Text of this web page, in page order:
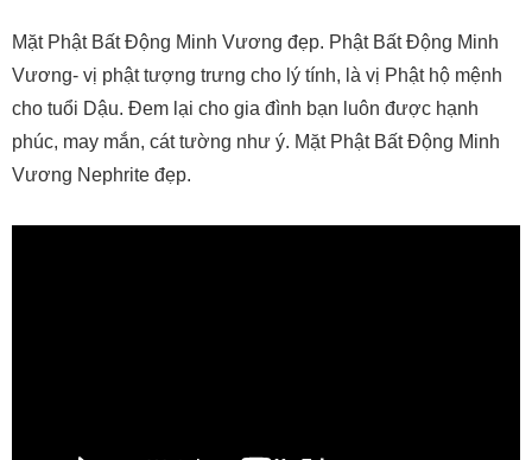
Mặt Phật Bất Động Minh Vương đẹp. Phật Bất Động Minh
Vương- vị phật tượng trưng cho lý tính, là vị Phật hộ mệnh
cho tuổi Dậu. Đem lại cho gia đình bạn luôn được hạnh
phúc, may mắn, cát tường như ý. Mặt Phật Bất Động Minh
Vương Nephrite đẹp.